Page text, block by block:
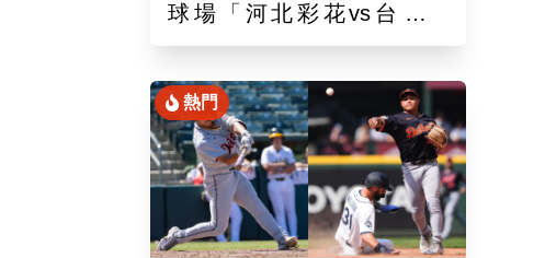
球場「河北彩花vs台北彩
華」網挺：30年前彩華不輸
熱門